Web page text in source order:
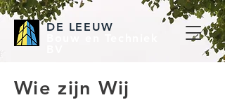
DE LEEUW
Wie zijn Wij